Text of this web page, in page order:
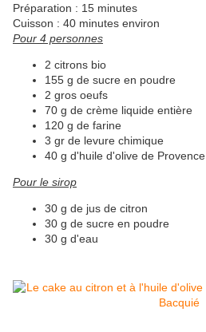
Préparation : 15 minutes
Cuisson : 40 minutes environ
Pour 4 personnes
2 citrons bio
155 g de sucre en poudre
2 gros oeufs
70 g de crème liquide entière
120 g de farine
3 gr de levure chimique
40 g d'huile d'olive de Provence
Pour le sirop
30 g de jus de citron
30 g de sucre en poudre
30 g d'eau